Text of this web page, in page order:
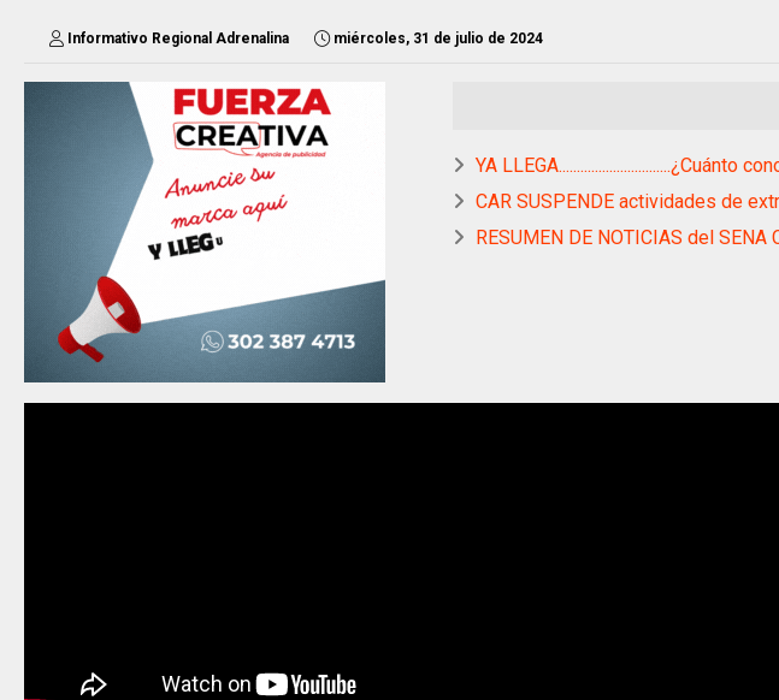
Informativo Regional Adrenalina miércoles, 31 de julio de 2024
YA LLEGA...............................¿Cuánto
CAR SUSPENDE actividades de
RESUMEN DE NOTICIAS del SENA